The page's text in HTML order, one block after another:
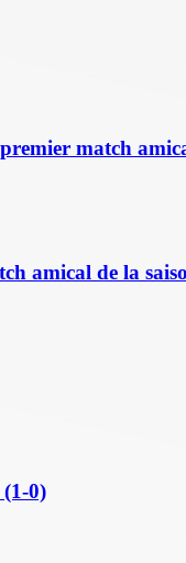
match
amical de la
0)